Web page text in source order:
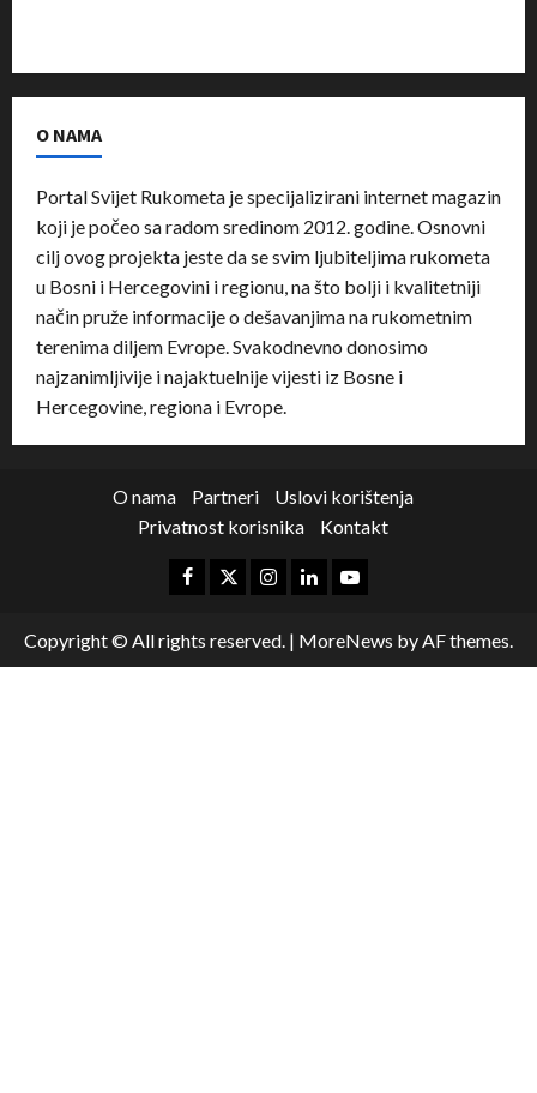
O NAMA
Portal Svijet Rukometa je specijalizirani internet magazin
koji je počeo sa radom sredinom 2012. godine. Osnovni
cilj ovog projekta jeste da se svim ljubiteljima rukometa
u Bosni i Hercegovini i regionu, na što bolji i kvalitetniji
način pruže informacije o dešavanjima na rukometnim
terenima diljem Evrope. Svakodnevno donosimo
najzanimljivije i najaktuelnije vijesti iz Bosne i
Hercegovine, regiona i Evrope.
O nama Partneri
Uslovi korištenja
Privatnost korisnika
Kontakt
Copyright © All rights reserved. | MoreNews by AF themes.